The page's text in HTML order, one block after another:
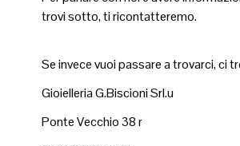
trovi sotto, ti ricontatteremo.
Se invece vuoi passare a trovarci, ci
Gioielleria G.Biscioni Srl.u
Ponte Vecchio 38 r